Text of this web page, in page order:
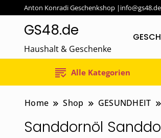
Anton Konradi Geschenkshop |info@gs48.de
GS48.de
Haushalt & Geschenke
Alle Kategorien
Home Shop GESUNDHEIT
Sanddornöl